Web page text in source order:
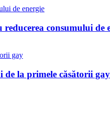
consumului de
de la primele căsătorii gay